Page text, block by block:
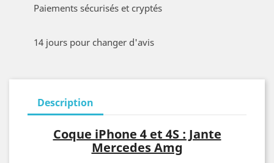
Paiements sécurisés et cryptés
14 jours pour changer d'avis
Description
Coque iPhone 4 et 4S : Jante
Mercedes Amg